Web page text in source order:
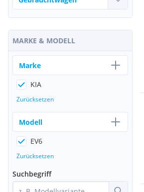
MARKE & MODELL
Marke
KIA
Zurücksetzen
Modell
EV6
Zurücksetzen
Suchbegriff